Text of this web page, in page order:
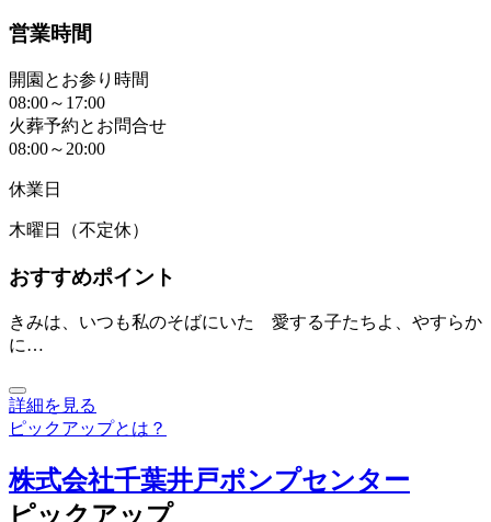
営業時間
開園とお参り時間
08:00～17:00
火葬予約とお問合せ
08:00～20:00
休業日
木曜日（不定休）
おすすめポイント
きみは、いつも私のそばにいた 愛する子たちよ、やすらか
に…
詳細を見る
ピックアップとは？
株式会社千葉井戸ポンプセンター
ピックアップ